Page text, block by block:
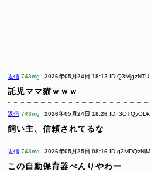
返信 743mg 2026年05月24日 18:12 ID:Q3MjgzNTU
託児ママ猫ｗｗｗ
返信 743mg 2026年05月24日 18:26 ID:I3OTQyODk
飼い主、信頼されてるな
返信 743mg 2026年05月25日 08:16 ID:g2MDQzNjM
この自動保育器べんりやわー